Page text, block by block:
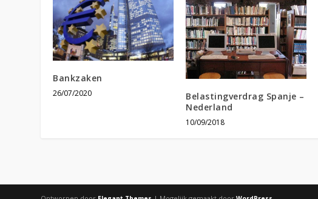
Bankzaken
26/07/2020
Belastingverdrag Spanje –
Nederland
10/09/2018